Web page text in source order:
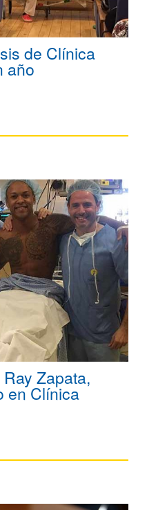
de Clínica
año
Zapata,
en Clínica